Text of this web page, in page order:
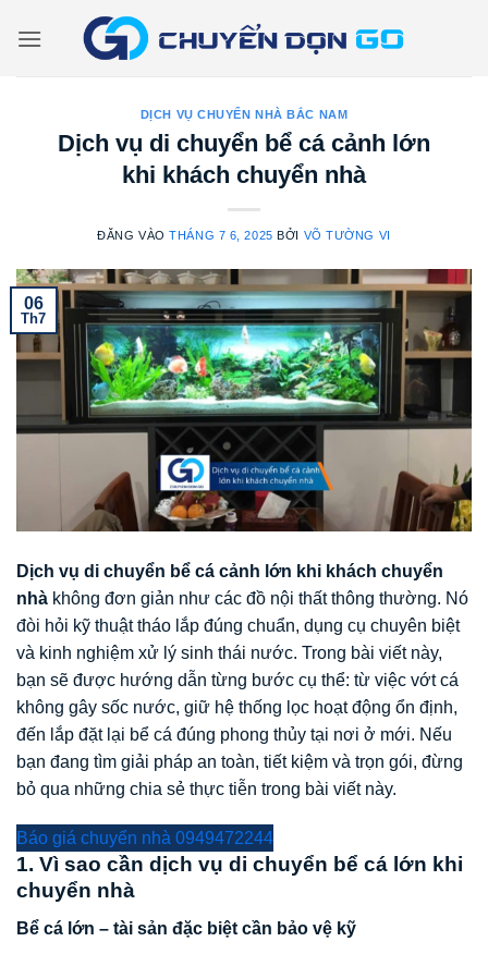
qua
DỊCH VỤ CHUYỂN NHÀ BẮC NAM
Dịch vụ di chuyển bể cá cảnh lớn
khi khách chuyển nhà
ĐĂNG VÀOTHÁNG 7 6, 2025 BỞI VÕ TƯỜNG VI
06
Th7
Dịch vụ di chuyển bể cá cảnh lớn khi khách chuyển
nhà không đơn giản như các đồ nội thất thông thường. Nó
đòi hỏi kỹ thuật tháo lắp đúng chuẩn, dụng cụ chuyên biệt
và kinh nghiệm xử lý sinh thái nước. Trong bài viết này,
bạn sẽ được hướng dẫn từng bước cụ thể: từ việc vớt cá
không gây sốc nước, giữ hệ thống lọc hoạt động ổn định,
đến lắp đặt lại bể cá đúng phong thủy tại nơi ở mới. Nếu
bạn đang tìm giải pháp an toàn, tiết kiệm và trọn gói, đừng
bỏ qua những chia sẻ thực tiễn trong bài viết này.
Báo giá chuyển nhà 0949472244
1. Vì sao cần dịch vụ di chuyển bể cá lớn khi
chuyển nhà
Bể cá lớn – tài sản đặc biệt cần bảo vệ kỹ